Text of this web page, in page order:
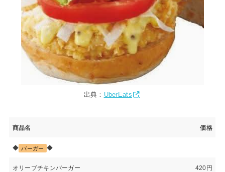
出典： UberEats
商品名 価格
◆ バーガー ◆
オリーブチキンバーガー 420円